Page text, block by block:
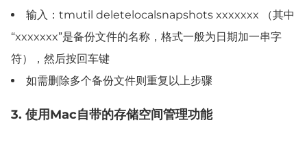
输入：tmutil deletelocalsnapshots xxxxxxx （其中
“xxxxxxx”是备份文件的名称，格式一般为日期加一串字
符），然后按回车键
如需删除多个备份文件则重复以上步骤
3. 使用Mac自带的存储空间管理功能